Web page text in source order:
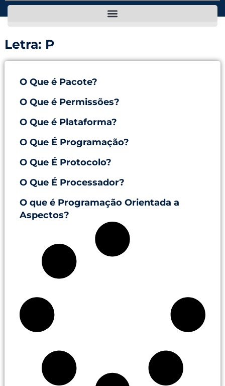
Letra: P
O Que é Pacote?
O Que é Permissões?
O Que é Plataforma?
O Que É Programação?
O Que É Protocolo?
O Que É Processador?
O que é Programação Orientada a
Aspectos?